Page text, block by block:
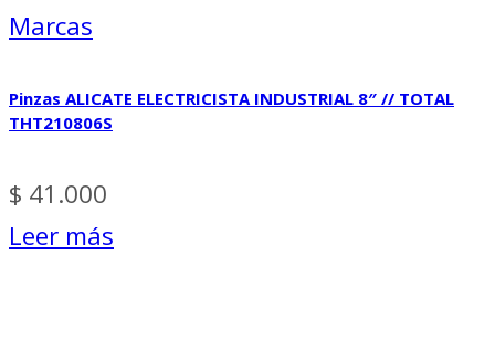
Marcas
Pinzas ALICATE ELECTRICISTA INDUSTRIAL 8″ // TOTAL
THT210806S
$ 41.000
Leer más